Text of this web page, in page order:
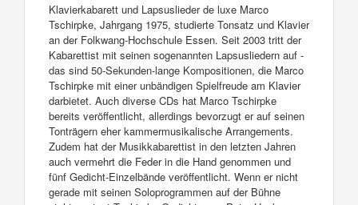
Klavierkabarett und Lapsuslieder de luxe Marco
Tschirpke, Jahrgang 1975, studierte Tonsatz und Klavier
an der Folkwang-Hochschule Essen. Seit 2003 tritt der
Kabarettist mit seinen sogenannten Lapsusliedern auf -
das sind 50-Sekunden-lange Kompositionen, die Marco
Tschirpke mit einer unbändigen Spielfreude am Klavier
darbietet. Auch diverse CDs hat Marco Tschirpke
bereits veröffentlicht, allerdings bevorzugt er auf seinen
Tonträgern eher kammermusikalische Arrangements.
Zudem hat der Musikkabarettist in den letzten Jahren
auch vermehrt die Feder in die Hand genommen und
fünf Gedicht-Einzelbände veröffentlicht. Wenn er nicht
gerade mit seinen Soloprogrammen auf der Bühne